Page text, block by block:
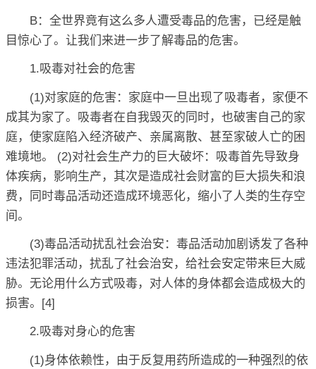
B：全世界竟有这么多人遭受毒品的危害，已经是触
目惊心了。让我们来进一步了解毒品的危害。
1.吸毒对社会的危害
(1)对家庭的危害：家庭中一旦出现了吸毒者，家便不
成其为家了。吸毒者在自我毁灭的同时，也破害自己的家
庭，使家庭陷入经济破产、亲属离散、甚至家破人亡的困
难境地。 (2)对社会生产力的巨大破坏：吸毒首先导致身
体疾病，影响生产，其次是造成社会财富的巨大损失和浪
费，同时毒品活动还造成环境恶化，缩小了人类的生存空
间。
(3)毒品活动扰乱社会治安：毒品活动加剧诱发了各种
违法犯罪活动，扰乱了社会治安，给社会安定带来巨大威
胁。无论用什么方式吸毒，对人体的身体都会造成极大的
损害。[4]
2.吸毒对身心的危害
(1)身体依赖性，由于反复用药所造成的一种强烈的依